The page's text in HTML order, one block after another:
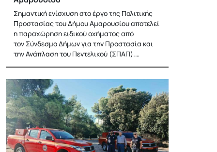
Σημαντική ενίσχυση στο έργο της Πολιτικής
Προστασίας του Δήμου Αμαρουσίου αποτελεί
η παραχώρηση ειδικού οχήματος από
τον Σύνδεσμο Δήμων για την Προστασία και
την Ανάπλαση του Πεντελικού (ΣΠΑΠ).…